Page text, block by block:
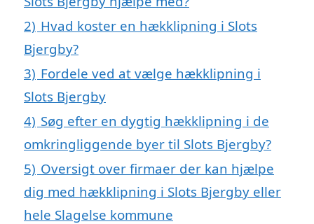
2) Hvad koster en hækklipning i Slots
Bjergby?
3) Fordele ved at vælge hækklipning i
Slots Bjergby
4) Søg efter en dygtig hækklipning i de
omkringliggende byer til Slots Bjergby?
5) Oversigt over firmaer der kan hjælpe
dig med hækklipning i Slots Bjergby eller
hele Slagelse kommune